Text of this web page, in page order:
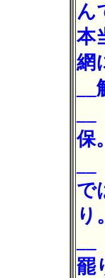
ん
本
網
保
で
り。
罷